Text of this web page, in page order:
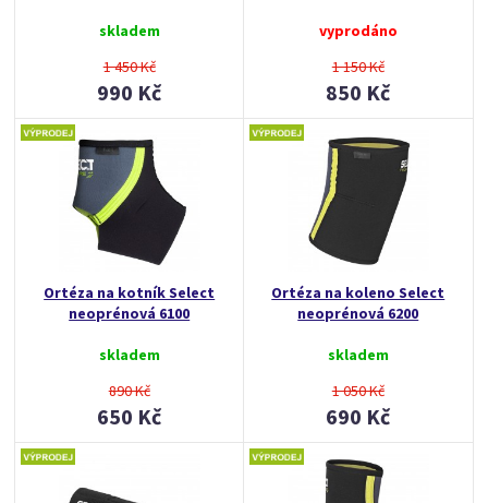
skladem
1 450 Kč
990 Kč
vyprodáno
1 150 Kč
850 Kč
Ortéza na kotník Select
neoprénová 6100
skladem
890 Kč
650 Kč
Ortéza na koleno Select
neoprénová 6200
skladem
1 050 Kč
690 Kč